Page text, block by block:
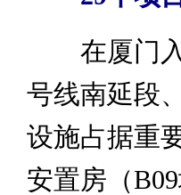
在厦门入
号线南延段
设施占据重
安置房（